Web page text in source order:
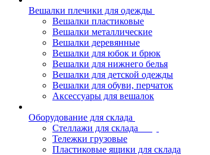
Вешалки плечики для одежды
Вешалки пластиковые
Вешалки металлические
Вешалки деревянные
Вешалки для юбок и брюк
Вешалки для нижнего белья
Вешалки для детской одежды
Вешалки для обуви, перчаток
Аксессуары для вешалок
Оборудование для склада
Стеллажи для склада
Тележки грузовые
Пластиковые ящики для склада